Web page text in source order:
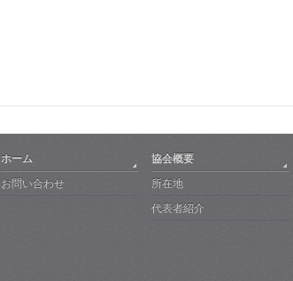
ホーム
お問い合わせ
協会概要
所在地
代表者紹介